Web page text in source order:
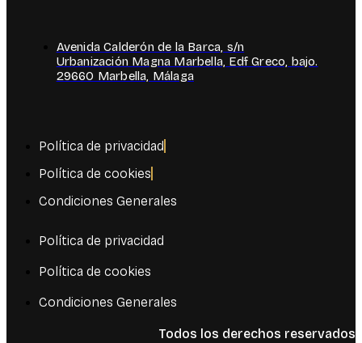
Avenida Calderón de la Barca, s/n
Urbanización Magna Marbella, Edf Greco, bajo.
29660 Marbella, Málaga
Política de privacidad
Política de cookies
Condiciones Generales
Política de privacidad
Política de cookies
Condiciones Generales
Todos los derechos reservados